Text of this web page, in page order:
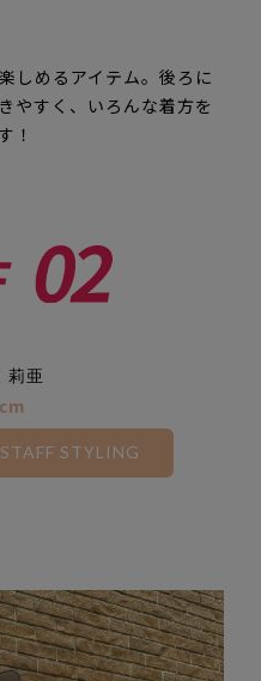
しめるアイテム。後ろに
やすく、いろんな着方を
！
莉亜
STAFF STYLING